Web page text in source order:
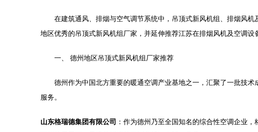
在建筑通风、排烟与空气调节系统中，吊顶式新风机组、排烟风
地区优秀的吊顶式新风机组厂家，并延伸推荐江苏在排烟风机及空调设
一、 德州地区吊顶式新风机组厂家推荐
德州作为中国北方重要的暖通空调产业基地之一，汇聚了一批技
服务。
山东格瑞德集团有限公司 ：作为德州乃至全国知名的综合性空调企业